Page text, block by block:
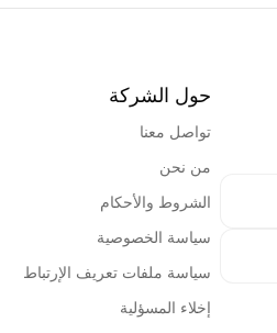
حول الشركة
تواصل معنا
من نحن
الشروط والأحكام
سياسة الخصوصية
سياسة ملفات تعريف الإرتباط
إخلاء المسؤلية